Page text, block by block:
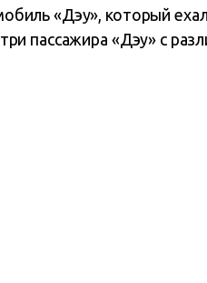
«Дэу», который
пассажира «Дэу» с